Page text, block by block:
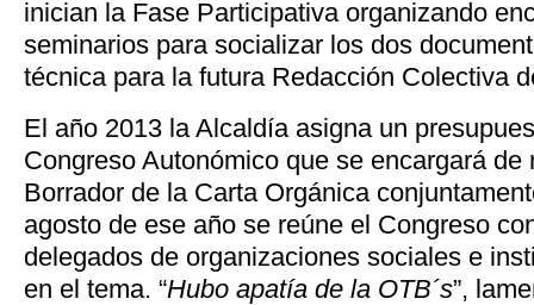
inician la Fase Participativa organizando
seminarios para socializar los dos
técnica para la futura Redacción Colectiva
El año 2013 la Alcaldía asigna un
Congreso Autonómico que se encargará de
Borrador de la Carta Orgánica
agosto de ese año se reúne el Congreso
delegados de organizaciones sociales e
en el tema. “Hubo apatía de la OTB´s”,